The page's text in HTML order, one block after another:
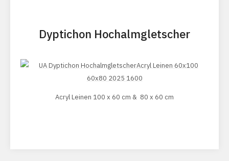
Dyptichon Hochalmgletscher
Acryl Leinen 100 x 60 cm & 80 x 60 cm